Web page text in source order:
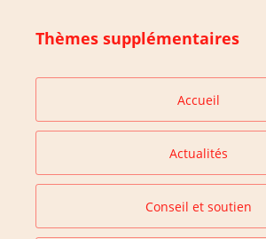
Thèmes supplémentaires
Accueil
Actualités
Conseil et soutien